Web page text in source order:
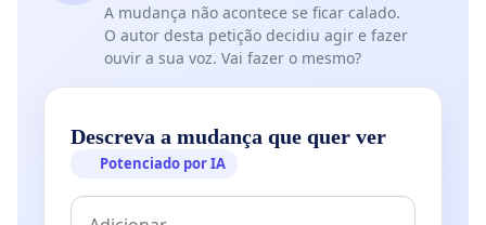
A mudança não acontece se ficar calado.
O autor desta petição decidiu agir e fazer
ouvir a sua voz. Vai fazer o mesmo?
Descreva a mudança que quer ver
Potenciado por IA